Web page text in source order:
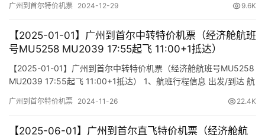
(Departure/Arrival) (Flight) (class) (Departure Time) (Arrival
广州到首尔特价机票 2024-12-29 9.6K
【2025-01-01】广州到首尔中转特价机票（经济舱航班
号MU5258 MU2039 17:55起飞 11:00+1抵达）
【2025-01-01】广州到首尔中转特价机票（经济舱航班号MU5258
MU2039 17:55起飞 11:00+1抵达） 1、航班行程信息 出发/到达 航
(Flight) (class) (Departure Time) (Arrival Time) 出发…
广州到首尔特价机票 2024-11-26 22.4K
【2025-06-01】广州到首尔直飞特价机票（经济舱航